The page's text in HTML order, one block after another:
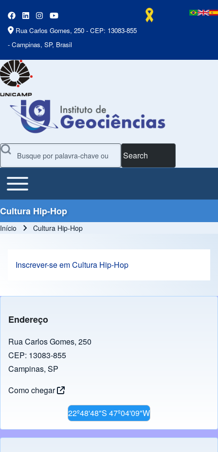
Rua Carlos Gomes, 250 - CEP: 13083-855
- Campinas, SP, Brasil
Search
Main Menu
Toggle main menu
Cultura Hip-Hop
Início Cultura Hip-Hop
Inscrever-se em Cultura Hip-Hop
Endereço
Rua Carlos Gomes, 250
CEP: 13083-855
Campinas, SP
Como chegar
22º48'48"S 47º04'09"W